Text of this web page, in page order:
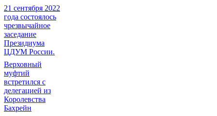
21 сентября 2022
года состоялось
чрезвычайное
заседание
Президиума
ЦДУМ России.
Верховный
муфтий
встретился с
делегацией из
Королевства
Бахрейн